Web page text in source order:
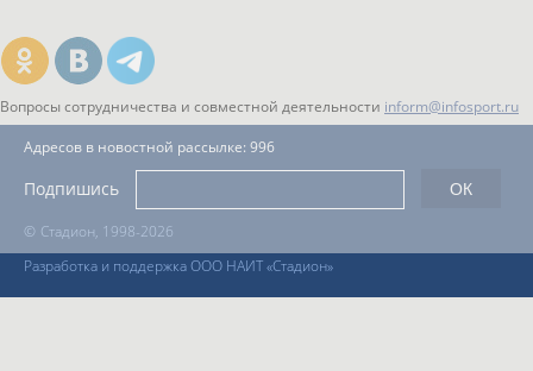
Вопросы сотрудничества и совместной деятельности inform@infosport.ru
© Стадион, 1998-2026
Разработка и поддержка ООО НАИТ «Стадион»
Адресов в новостной рассылке: 996
Подпишись